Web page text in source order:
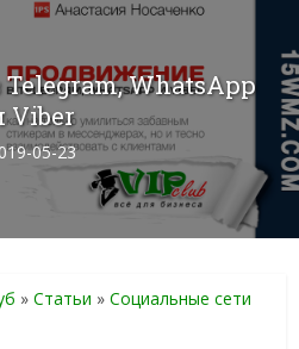
WhatsApp
Viber
05-23
»Статьи »Социальные сети